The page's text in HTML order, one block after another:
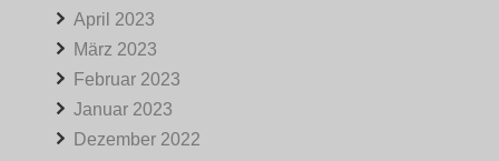
April 2023
März 2023
Februar 2023
Januar 2023
Dezember 2022